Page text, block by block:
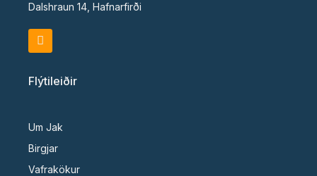
Dalshraun 14, Hafnarfirði
F
a
c
b
Flýtileiðir
Um Jak
Birgjar
Vafrakökur